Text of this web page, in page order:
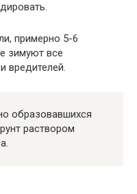
примерно 5-6
зимуют все
вредителей.
образовавшихся
раствором